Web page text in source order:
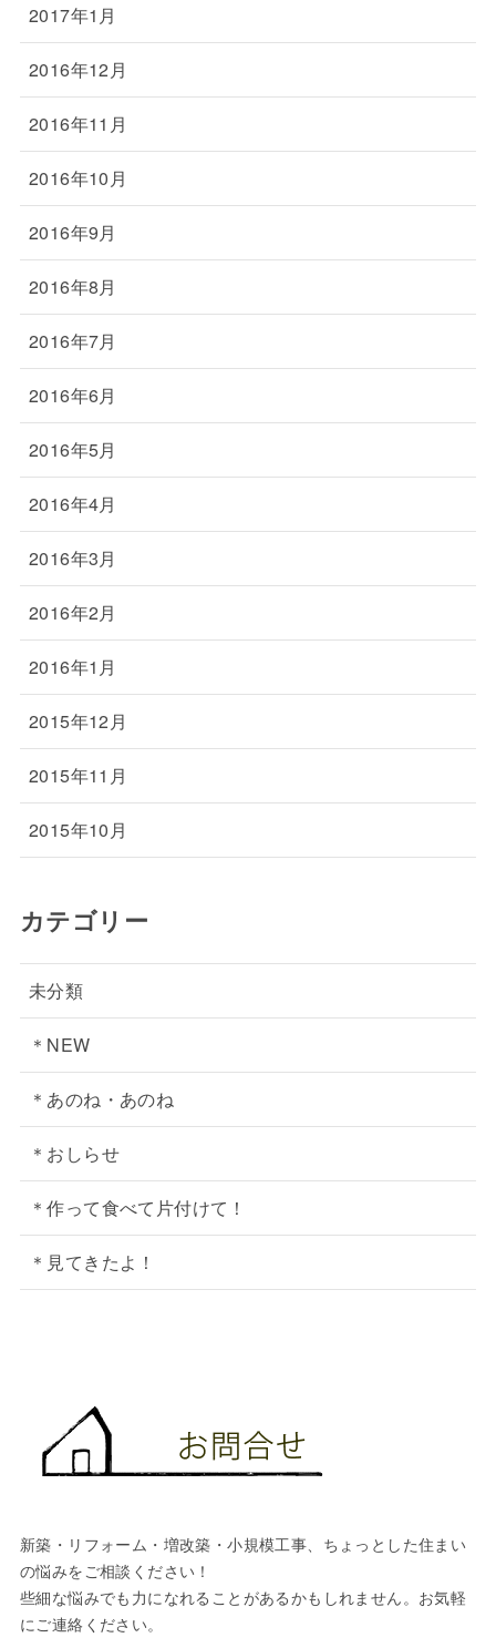
2017年1月
2016年12月
2016年11月
2016年10月
2016年9月
2016年8月
2016年7月
2016年6月
2016年5月
2016年4月
2016年3月
2016年2月
2016年1月
2015年12月
2015年11月
2015年10月
カテゴリー
未分類
＊NEW
＊あのね・あのね
＊おしらせ
＊作って食べて片付けて！
＊見てきたよ！
新築・リフォーム・増改築・小規模工事、ちょっとした住まい
の悩みをご相談ください！
些細な悩みでも力になれることがあるかもしれません。お気軽
にご連絡ください。